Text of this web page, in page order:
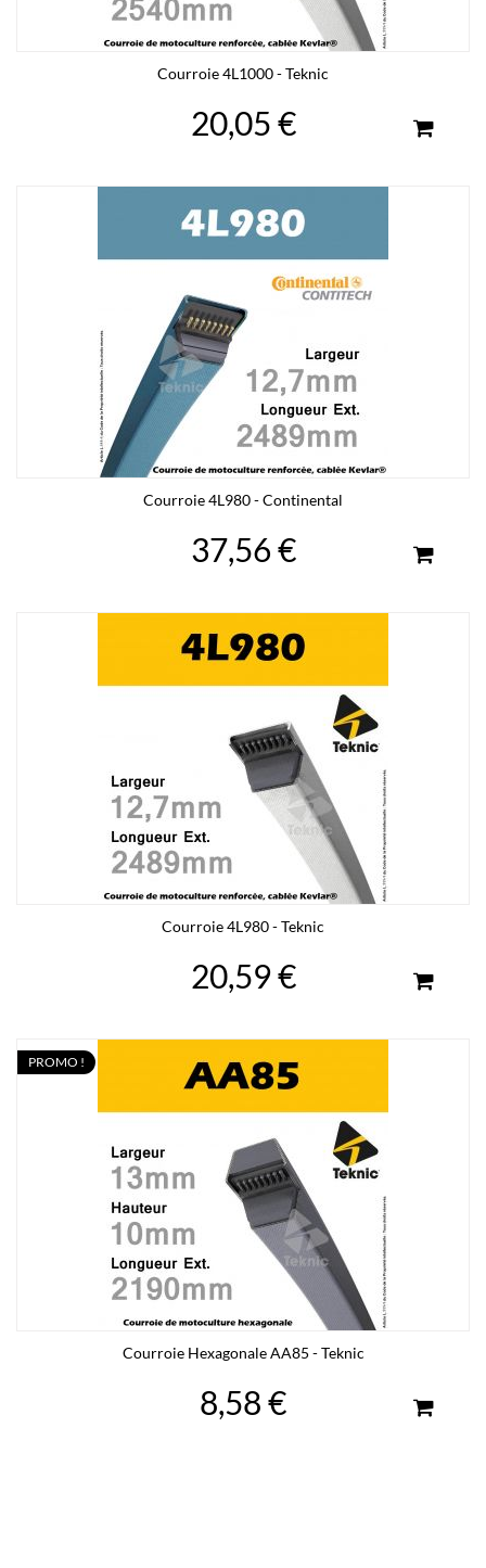
Courroie 4L1000 - Teknic
20,05 €
Courroie 4L980 - Continental
37,56 €
Courroie 4L980 - Teknic
20,59 €
PROMO !
Courroie Hexagonale AA85 - Teknic
8,58 €